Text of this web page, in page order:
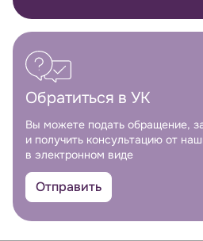
Обратиться в УК
Вы можете подать обращение,
и получить консультацию от
в электронном виде
Отправить